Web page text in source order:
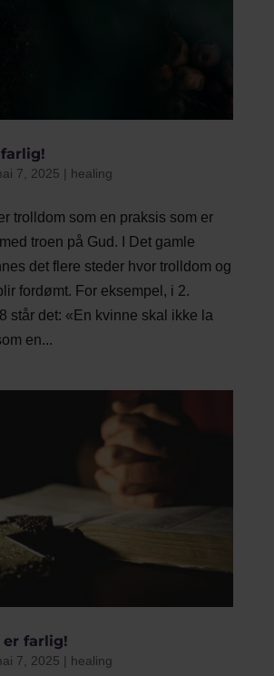
7, 2025 | healing
trolldom som en praksis som er
troen på Gud. I Det gamle
det flere steder hvor trolldom og
fordømt. For eksempel, i 2.
står det: «En kvinne skal ikke la
en...
er farlig!
7, 2025 | healing